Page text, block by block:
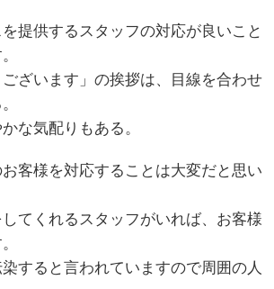
提供するスタッフの対応が良いこと
ざいます」の挨拶は、目線を合わせ
な気配りもある。
客様を対応することは大変だと思い
てくれるスタッフがいれば、お客様
すると言われていますので周囲の人